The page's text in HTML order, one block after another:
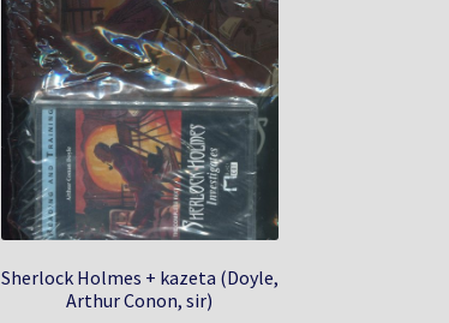
Sherlock Holmes + kazeta (Doyle,
Arthur Conon, sir)